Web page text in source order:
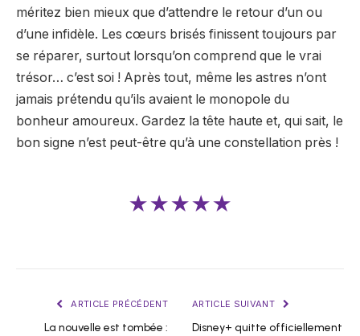
méritez bien mieux que d’attendre le retour d’un ou
d’une infidèle. Les cœurs brisés finissent toujours par
se réparer, surtout lorsqu’on comprend que le vrai
trésor… c’est soi ! Après tout, même les astres n’ont
jamais prétendu qu’ils avaient le monopole du
bonheur amoureux. Gardez la tête haute et, qui sait, le
bon signe n’est peut-être qu’à une constellation près !
★★★★★
ARTICLE PRÉCÉDENT
La nouvelle est tombée :
ARTICLE SUIVANT
Disney+ quitte officiellement